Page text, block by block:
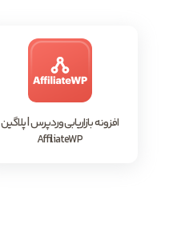
افزونه بازاریابی وردپرس | پلاگین
AffiliateWP